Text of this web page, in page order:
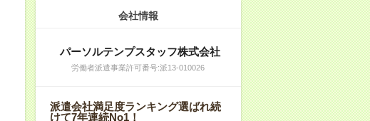
会社情報
パーソルテンプスタッフ株式会社
労働者派遣事業許可番号:派13-010026
派遣会社満足度ランキング選ばれ続
けて7年連続No1！